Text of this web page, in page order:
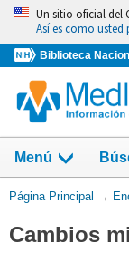
Omita
vaya
al
Contenido
Un sitio oficial del
Así es como usted
Biblioteca
Menú
Usted
aquí:
Página Principal →
Cambios